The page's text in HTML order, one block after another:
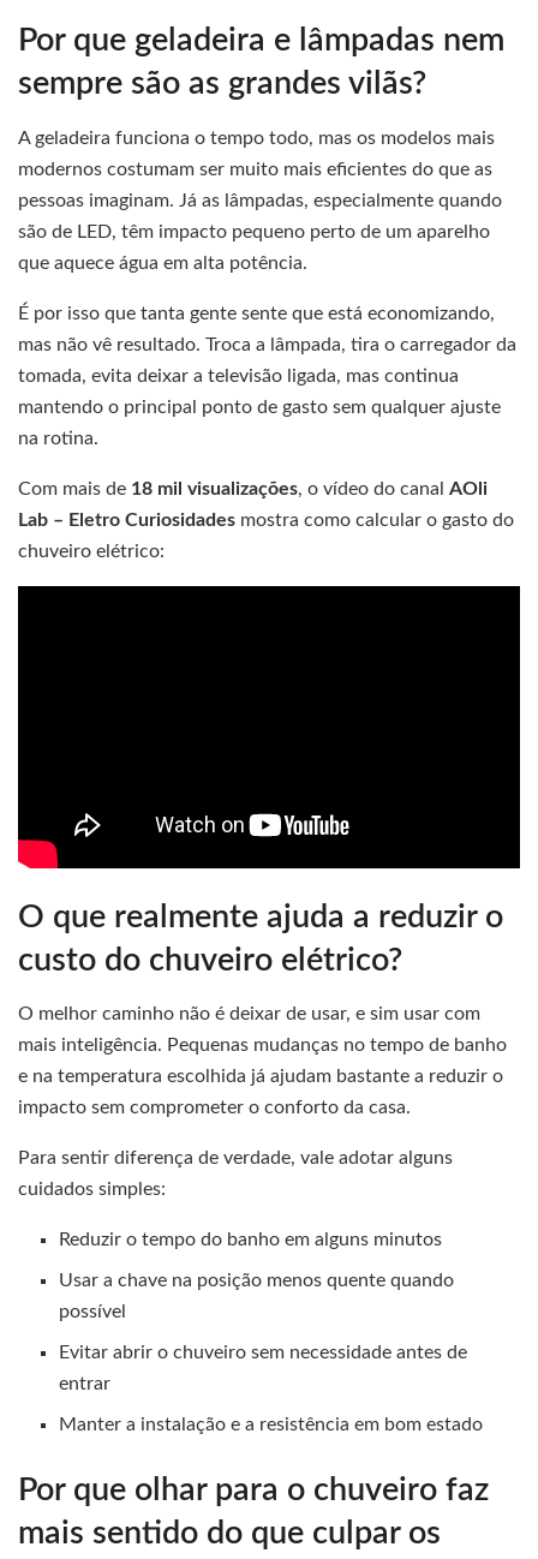
Por que geladeira e lâmpadas nem
sempre são as grandes vilãs?
A geladeira funciona o tempo todo, mas os modelos mais
modernos costumam ser muito mais eficientes do que as
pessoas imaginam. Já as lâmpadas, especialmente quando
são de LED, têm impacto pequeno perto de um aparelho
que aquece água em alta potência.
É por isso que tanta gente sente que está economizando,
mas não vê resultado. Troca a lâmpada, tira o carregador da
tomada, evita deixar a televisão ligada, mas continua
mantendo o principal ponto de gasto sem qualquer ajuste
na rotina.
Com mais de 18 mil visualizações, o vídeo do canal AOli
Lab – Eletro Curiosidades mostra como calcular o gasto do
chuveiro elétrico:
O que realmente ajuda a reduzir o
custo do chuveiro elétrico?
O melhor caminho não é deixar de usar, e sim usar com
mais inteligência. Pequenas mudanças no tempo de banho
e na temperatura escolhida já ajudam bastante a reduzir o
impacto sem comprometer o conforto da casa.
Para sentir diferença de verdade, vale adotar alguns
cuidados simples:
Reduzir o tempo do banho em alguns minutos
Usar a chave na posição menos quente quando
possível
Evitar abrir o chuveiro sem necessidade antes de
entrar
Manter a instalação e a resistência em bom estado
Por que olhar para o chuveiro faz
mais sentido do que culpar os